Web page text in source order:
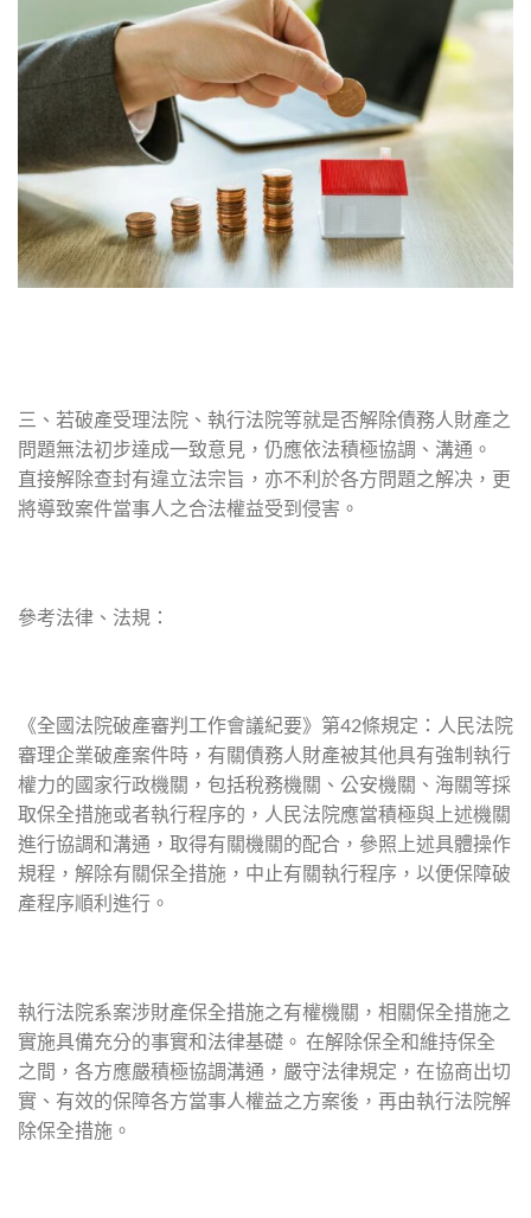
三、若破產受理法院、執行法院等就是否解除債務人財產之
問題無法初步達成一致意見，仍應依法積極協調、溝通。
直接解除查封有違立法宗旨，亦不利於各方問題之解决，更
將導致案件當事人之合法權益受到侵害。
參考法律、法規：
《全國法院破產審判工作會議紀要》第42條規定：人民法院
審理企業破產案件時，有關債務人財產被其他具有強制執行
權力的國家行政機關，包括稅務機關、公安機關、海關等採
取保全措施或者執行程序的，人民法院應當積極與上述機關
進行協調和溝通，取得有關機關的配合，參照上述具體操作
規程，解除有關保全措施，中止有關執行程序，以便保障破
產程序順利進行。
執行法院系案涉財產保全措施之有權機關，相關保全措施之
實施具備充分的事實和法律基礎。 在解除保全和維持保全
之間，各方應嚴積極協調溝通，嚴守法律規定，在協商出切
實、有效的保障各方當事人權益之方案後，再由執行法院解
除保全措施。